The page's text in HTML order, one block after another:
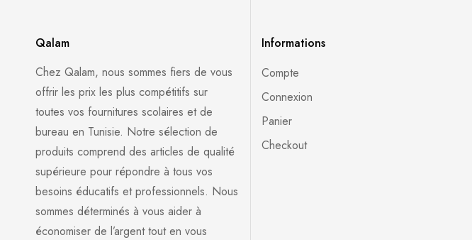
Qalam
Chez Qalam, nous sommes fiers de vous
offrir les prix les plus compétitifs sur
toutes vos fournitures scolaires et de
bureau en Tunisie. Notre sélection de
produits comprend des articles de qualité
supérieure pour répondre à tous vos
besoins éducatifs et professionnels. Nous
sommes déterminés à vous aider à
économiser de l’argent tout en vous
Informations
Compte
Connexion
Panier
Checkout